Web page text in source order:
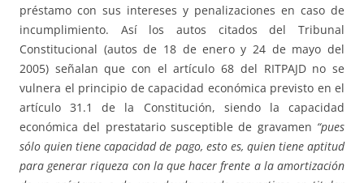
préstamo con sus intereses y penalizaciones en caso de
incumplimiento. Así los autos citados del Tribunal
Constitucional (autos de 18 de enero y 24 de mayo del
2005) señalan que con el artículo 68 del RITPAJD no se
vulnera el principio de capacidad económica previsto en el
artículo 31.1 de la Constitución, siendo la capacidad
económica del prestatario susceptible de gravamen “pues
sólo quien tiene capacidad de pago, esto es, quien tiene aptitud
para generar riqueza con la que hacer frente a la amortización